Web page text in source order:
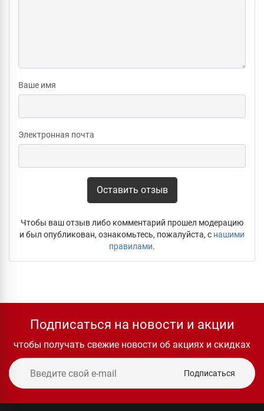
Ваше имя
Электронная почта
Оставить отзыв
Чтобы ваш отзыв либо комментарий прошел модерацию
и был опубликован, ознакомьтесь, пожалуйста, с нашими
правилами.
Подписаться на новости и акции
чтобы получать свежие новости об акциях и скидках
Подписаться